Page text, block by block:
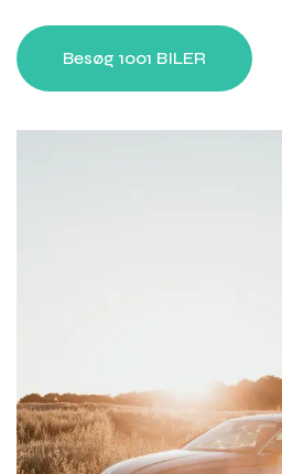
Besøg 1001 BILER